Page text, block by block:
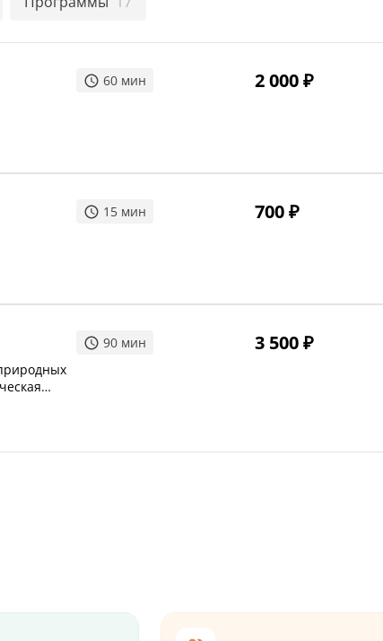
60 мин 2 000₽
15 мин 700₽
где
90 мин 3 500₽